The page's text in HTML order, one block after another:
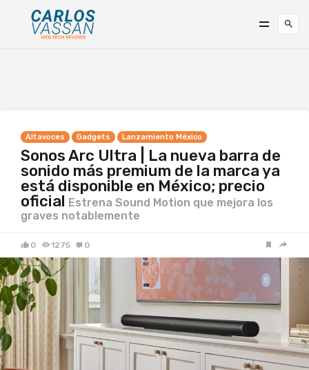
Altavoces Gadgets Lanzamiento México
Sonos Arc Ultra | La nueva barra de
sonido más premium de la marca ya
está disponible en México; precio
oficial Estrena Sound Motion que mejora los
graves notablemente
0 1275 0